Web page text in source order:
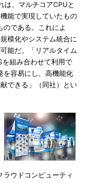
は、マルチコアCPUと
能で実現していたもの
のである。これによ
模化やシステム統合に
能だ。「リアルタイム
組み合わせて利用で
を容易にし、高機能化
できる」（同社）とい
ラウドコンピューティ